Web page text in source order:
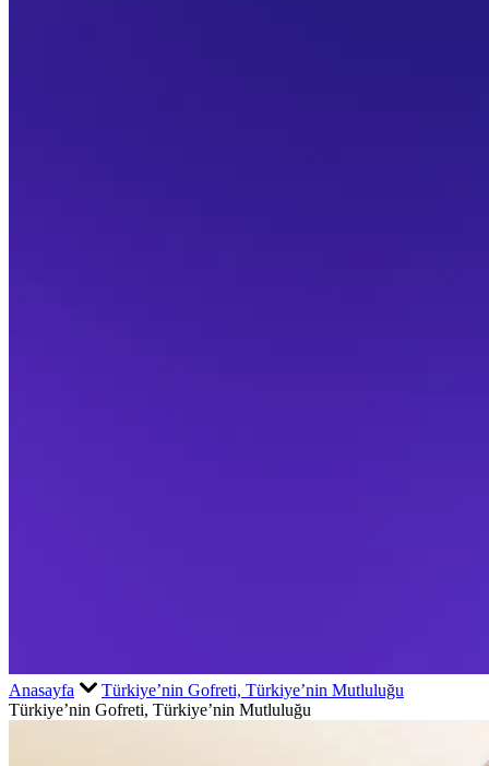
Anasayfa
Türkiye’nin Gofreti, Türkiye’nin Mutluluğu
Türkiye’nin Gofreti, Türkiye’nin Mutluluğu